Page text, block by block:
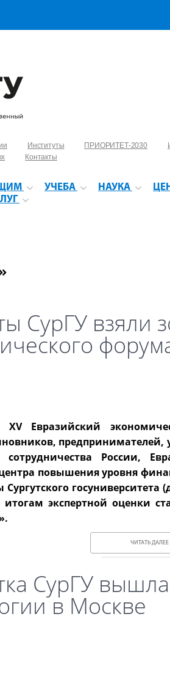
Институты ПРИОРИТЕТ-2030
Контакты
УЧЕБА НАУКА
СурГУ взяли
XV Евразийский
предпринимателей,
России,
центра повышения уровня
экспертной оценки
ЧИТАТЬ ДАЛЕЕ
СурГУ
в Москве